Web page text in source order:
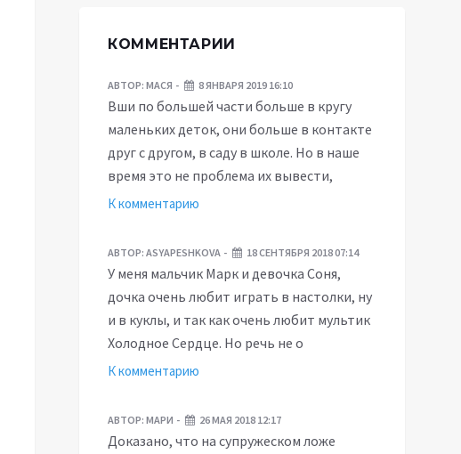
КОММЕНТАРИИ
АВТОР: МАСЯ 8 ЯНВАРЯ 2019 16:10
Вши по большей части больше в кругу
маленьких деток, они больше в контакте
друг с другом, в саду в школе. Но в наше
время это не проблема их вывести,
К комментарию
АВТОР: ASYAPESHKOVA 18 СЕНТЯБРЯ 2018 07:14
У меня мальчик Марк и девочка Соня,
дочка очень любит играть в настолки, ну
и в куклы, и так как очень любит мультик
Холодное Сердце. Но речь не о
К комментарию
АВТОР: МАРИ 26 МАЯ 2018 12:17
Доказано, что на супружеском ложе